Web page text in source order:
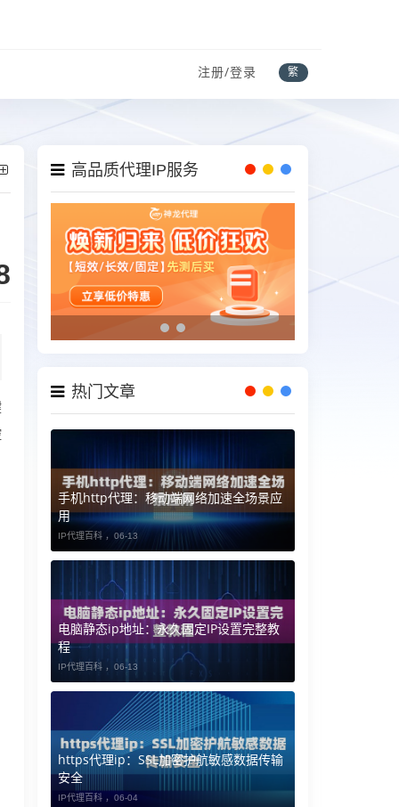
注册/登录 繁
高品质代理IP服务
热门文章
手机http代理：移动端网络加速全场景应
用
IP代理百科 ， 06-13
电脑静态ip地址：永久固定IP设置完整教
程
IP代理百科 ， 06-13
https代理ip：SSL加密护航敏感数据传输
安全
IP代理百科 ， 06-04